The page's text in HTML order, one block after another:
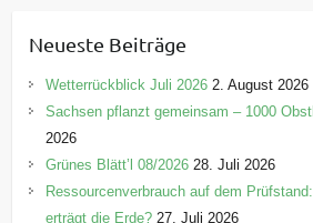
g
o
r
e
n
Neueste Beiträge
Wetterrückblick Juli 2026 2. August 2026
Sachsen pflanzt gemeinsam – 1000
2026
Grünes Blätt’l 08/2026 28. Juli 2026
Ressourcenverbrauch auf dem
erträgt die Erde? 27. Juli 2026